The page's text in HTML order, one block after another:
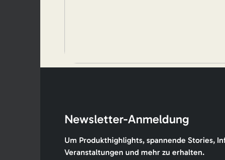
Newsletter-Anmeldung
Um Produkthighlights, spannende Stories,
Veranstaltungen und mehr zu erhalten.